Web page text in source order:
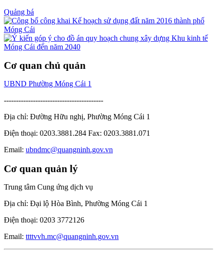
Quảng bá
Cơ quan chủ quản
UBND Phường Móng Cái 1
-----------------------------------------
Địa chỉ: Đường Hữu nghị, Phường Móng Cái 1
Điện thoại: 0203.3881.284 Fax: 0203.3881.071
Email: ubndmc@quangninh.gov.vn
Cơ quan quản lý
Trung tâm Cung ứng dịch vụ
Địa chỉ: Đại lộ Hòa Bình, Phường Móng Cái 1
Điện thoại: 0203 3772126
Email: ttttvvh.mc@quangninh.gov.vn